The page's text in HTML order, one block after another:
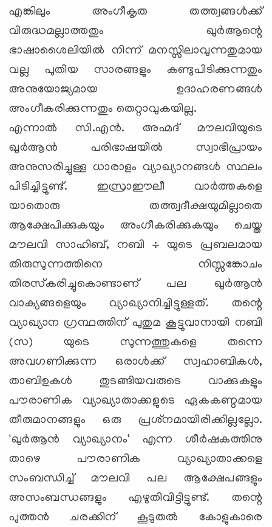
എങ്കിലും അംഗീകൃത തത്ത്വങ്ങള്‍ക്ക്
വിരുദ്ധമല്ലാത്തതും ഖുര്‍ആന്റെ
ഭാഷാശൈലിയില്‍ നിന്ന് മനസ്സിലാവുന്നതുമായ
വല്ല പുതിയ സാരങ്ങളും കണ്ടുപിടിക്കുന്നതും
അനുയോജ്യമായ ഉദാഹരണങ്ങള്‍
അംഗീകരിക്കുന്നതും തെറ്റാവുകയില്ല.
എന്നാല്‍ സി.എന്‍. അഹ്മദ് മൗലവിയുടെ
ഖുര്‍ആന്‍ പരിഭാഷയില്‍ സ്വാഭിപ്രായം
അനുസരിച്ചുള്ള ധാരാളം വ്യാഖ്യാനങ്ങള്‍ സ്ഥലം
പിടിച്ചിട്ടുണ്ട്. ഇസ്രാഈലീ വാര്‍ത്തകളെ
യാതൊരു തത്ത്വദീക്ഷയുമില്ലാതെ
ആക്ഷേപിക്കുകയും അംഗീകരിക്കുകയും ചെയ്ത
മൗലവി സാഹിബ്, നബി ÷ യുടെ പ്രബലമായ
തിരുസുന്നത്തിനെ നിസ്സങ്കോചം
തിരസ്‌കരിച്ചുകൊണ്ടാണ് പല ഖുര്‍ആന്‍
വാക്യങ്ങളെയും വ്യാഖ്യാനിച്ചിട്ടുള്ളത്. തന്റെ
വ്യാഖ്യാന ഗ്രന്ഥത്തിന് പുതുമ കൂട്ടുവാനായി നബി
(സ) യുടെ സുന്നത്തുകളെ തന്നെ
അവഗണിക്കുന്ന ഒരാള്‍ക്ക് സ്വഹാബികള്‍,
താബിഉകള്‍ തുടങ്ങിയവരുടെ വാക്കുകളും
പൗരാണിക വ്യാഖ്യാതാക്കളുടെ ഏകകണ്ഠമായ
തീരുമാനങ്ങളും ഒരു പ്രശ്‌നമായിരിക്കില്ലല്ലോ.
'ഖുര്‍ആന്‍ വ്യാഖ്യാനം' എന്ന ശീര്‍ഷകത്തിനു
താഴെ പൗരാണിക വ്യാഖ്യാതാക്കളെ
സംബന്ധിച്ച് മൗലവി പല ആക്ഷേപങ്ങളും
അസംബന്ധങ്ങളും എഴുതിവിട്ടിട്ടുണ്ട്. തന്റെ
പുത്തന്‍ ചരക്കിന് കൂടുതല്‍ കോളുകാരെ